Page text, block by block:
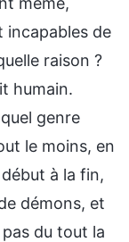
incapables de
raison ?
humain.
genre
le moins, en
à la fin,
démons, et
du tout la